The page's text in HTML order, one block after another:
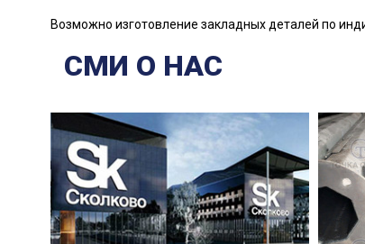
Возможно изготовление закладных деталей по
СМИ О НАС